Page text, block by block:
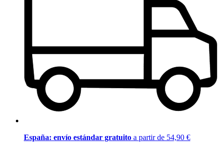
España: envío estándar gratuito a partir de 54,90 €